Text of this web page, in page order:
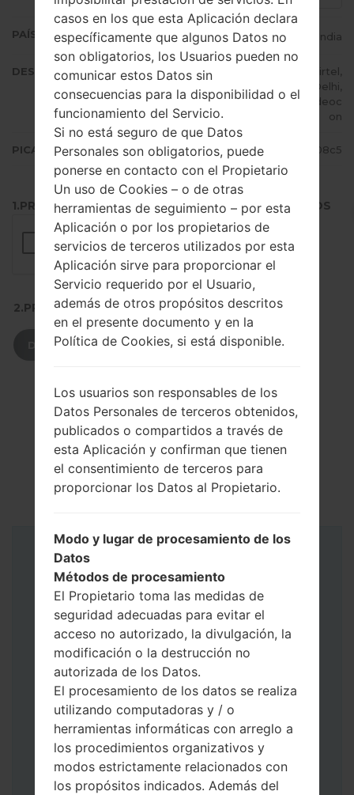
PAÍS (UN/EL PAÍS) India
DESCRIPCIÓN
Cheers, STEL, TataDocomo, Airtel,
CellOne, Vodafone IN, Dolphin Delhi,
IDEA, Reliance RTel, Uninor, Videoc
on
PICADILLO 3da8252cea87ce253aa9a8e321a08c5
1.PRESIONE EL BOTÓN PARA CARGAR LOS ARCHIVOS
2.PRESIONE PARA DESCARGAR
DESCARGAR
Instrucciones
casos en los que esta Aplicación declara
específicamente que algunos Datos no
son obligatorios, los Usuarios pueden no
comunicar estos Datos sin
consecuencias para la disponibilidad o el
funcionamiento del Servicio.
Si no está seguro de que Datos
Personales son obligatorios, puede
ponerse en contacto con el Propietario
Un uso de Cookies – o de otras
herramientas de seguimiento – por esta
Aplicación o por los propietarios de
servicios de terceros utilizados por esta
Aplicación sirve para proporcionar el
Servicio requerido por el Usuario,
además de otros propósitos descritos
en el presente documento y en la
Política de Cookies, si está disponible.
Los usuarios son responsables de los
Datos Personales de terceros obtenidos,
publicados o compartidos a través de
esta Aplicación y confirman que tienen
el consentimiento de terceros para
proporcionar los Datos al Propietario.
Modo y lugar de procesamiento de los
Datos
Métodos de procesamiento
El Propietario toma las medidas de
seguridad adecuadas para evitar el
acceso no autorizado, la divulgación, la
modificación o la destrucción no
autorizada de los Datos.
El procesamiento de los datos se realiza
utilizando computadoras y / o
herramientas informáticas con arreglo a
los procedimientos organizativos y
modos estrictamente relacionados con
los propósitos indicados. Además del